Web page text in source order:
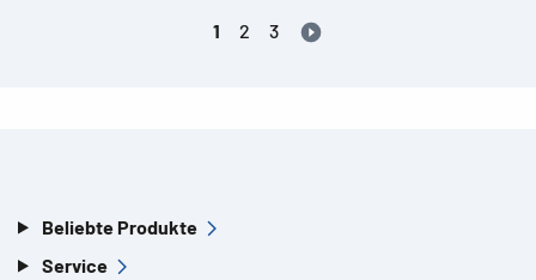
1 2 3
Beliebte Produkte
Service